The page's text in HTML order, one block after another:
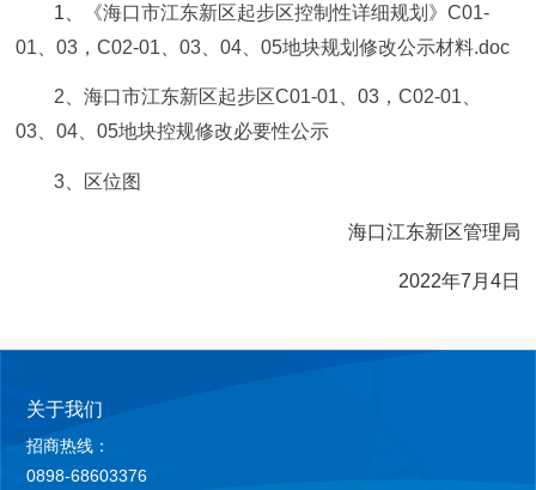
1、
《海口市江东新区起步区控制性详细规划》C01-
01、03，C02-01、03、04、05地块规划修改公示材料.doc
2、海口市江东新区起步区C01-01、03，C02-01、
03、04、05地块控规修改必要性公示
3、区位图
海口江东新区管理局
2022年7月4日
关于我们
招商热线：
0898-68603376